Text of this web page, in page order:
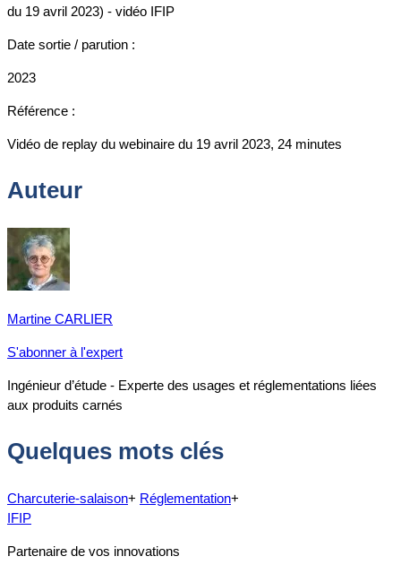
du 19 avril 2023) - vidéo IFIP
Date sortie / parution :
2023
Référence :
Vidéo de replay du webinaire du 19 avril 2023, 24 minutes
Auteur
Martine CARLIER
S'abonner à l'expert
Ingénieur d’étude - Experte des usages et réglementations liées
aux produits carnés
Quelques mots clés
Charcuterie-salaison+ Réglementation+
IFIP
Partenaire de vos innovations